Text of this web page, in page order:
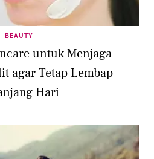
BEAUTY
untuk Menjaga
agar Tetap Lembap
Hari